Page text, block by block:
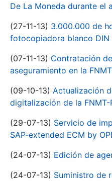
De La Moneda durante el
(27-11-13) 3.000.000 de
fotocopiadora blanco
(07-11-13) Contratación
aseguramiento en la
(09-10-13) Actualización
digitalización de la FNMT-
(29-07-13) Servicio de
SAP-extended ECM by
(24-07-13) Edición de
(24-07-13) Suministro de